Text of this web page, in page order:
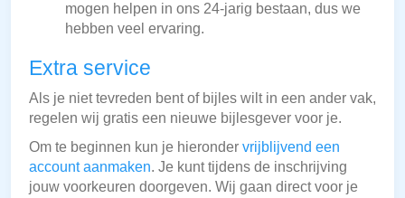
mogen helpen in ons 24-jarig bestaan, dus we
hebben veel ervaring.
Extra service
Als je niet tevreden bent of bijles wilt in een ander vak,
regelen wij gratis een nieuwe bijlesgever voor je.
Om te beginnen kun je hieronder vrijblijvend een
account aanmaken. Je kunt tijdens de inschrijving
jouw voorkeuren doorgeven. Wij gaan direct voor je